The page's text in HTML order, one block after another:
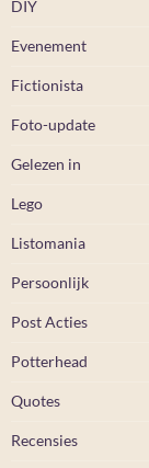
DIY
Evenement
Fictionista
Foto-update
Gelezen in
Lego
Listomania
Persoonlijk
Post Acties
Potterhead
Quotes
Recensies